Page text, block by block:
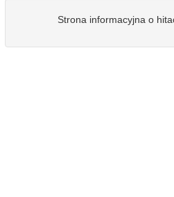
Strona informacyjna o